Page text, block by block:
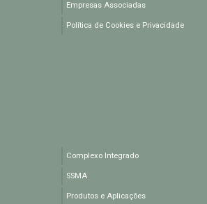
Empresas Associadas
Política de Cookies e Privacidade
Complexo Integrado
SSMA
Produtos e Aplicações